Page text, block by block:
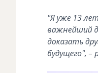
"Я уже 13
важнейший
доказать
будущего", –